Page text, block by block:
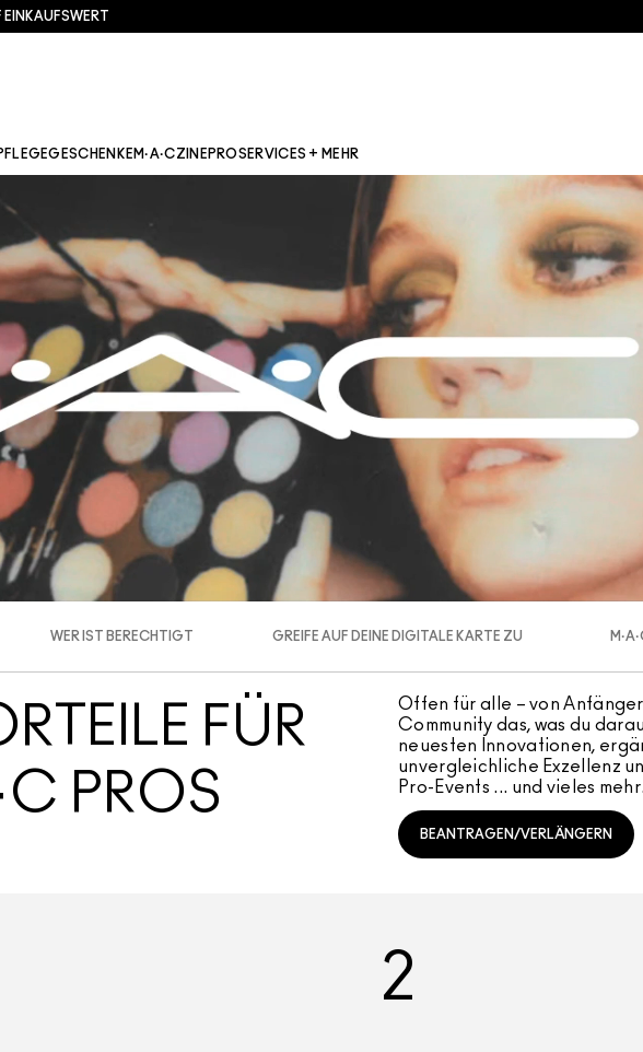
EINKAUFSWERT​
GESCHENKE M·A·CZINE PROSERVICES + MEHR
WER IST BERECHTIGT GREIFE AUF DEINE DIGITALE KARTE ZU
FÜR
PROS
Offen für alle – von
Community das, was du
neuesten Innovationen,
unvergleichliche Exzellenz
Pro-Events ... und vieles mehr.
BEANTRAGEN/VERLÄNGERN
2